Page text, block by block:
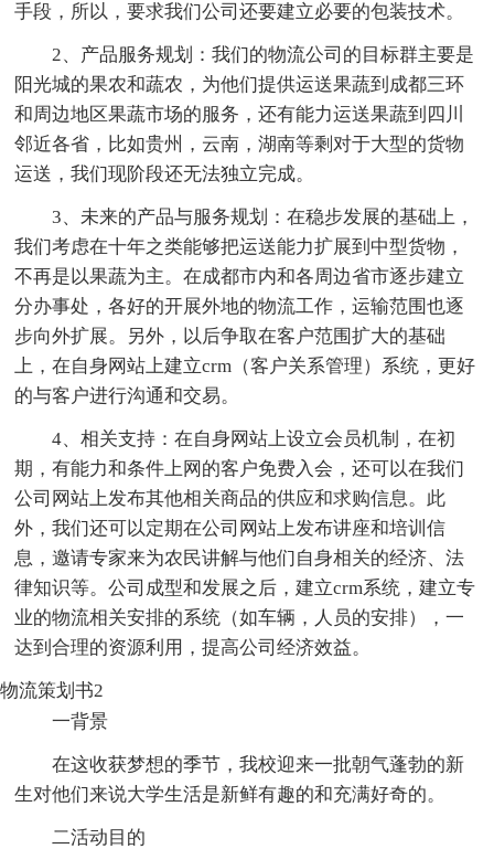
手段，所以，要求我们公司还要建立必要的包装技术。
2、产品服务规划：我们的物流公司的目标群主要是
阳光城的果农和蔬农，为他们提供运送果蔬到成都三环
和周边地区果蔬市场的服务，还有能力运送果蔬到四川
邻近各省，比如贵州，云南，湖南等剩对于大型的货物
运送，我们现阶段还无法独立完成。
3、未来的产品与服务规划：在稳步发展的基础上，
我们考虑在十年之类能够把运送能力扩展到中型货物，
不再是以果蔬为主。在成都市内和各周边省市逐步建立
分办事处，各好的开展外地的物流工作，运输范围也逐
步向外扩展。另外，以后争取在客户范围扩大的基础
上，在自身网站上建立crm（客户关系管理）系统，更好
的与客户进行沟通和交易。
4、相关支持：在自身网站上设立会员机制，在初
期，有能力和条件上网的客户免费入会，还可以在我们
公司网站上发布其他相关商品的供应和求购信息。此
外，我们还可以定期在公司网站上发布讲座和培训信
息，邀请专家来为农民讲解与他们自身相关的经济、法
律知识等。公司成型和发展之后，建立crm系统，建立专
业的物流相关安排的系统（如车辆，人员的安排），一
达到合理的资源利用，提高公司经济效益。
物流策划书2
一背景
在这收获梦想的季节，我校迎来一批朝气蓬勃的新
生对他们来说大学生活是新鲜有趣的和充满好奇的。
二活动目的